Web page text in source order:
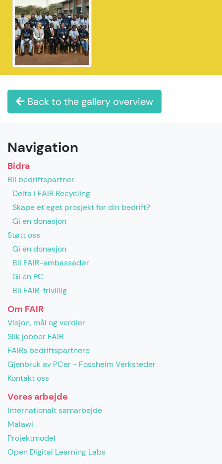
Back to the gallery overview
Navigation
Bidra
Bli bedriftspartner
Delta i FAIR Recycling
Skape et eget prosjekt for din bedrift?
Gi en donasjon
Støtt oss
Gi en donasjon
Bli FAIR-ambassadør
Gi en PC
Bli FAIR-frivillig
Om FAIR
Visjon, mål og verdier
Slik jobber FAIR
FAIRs bedriftspartnere
Gjenbruk av PCer - Fossheim Verksteder
Kontakt oss
Vores arbejde
Internationalt samarbejde
Malawi
Projektmodel
Open Digital Learning Labs